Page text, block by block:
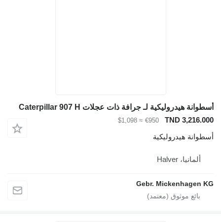
أسطوانة هيدروليكية لـ جرافة ذات عجلات Caterpillar 907 H
TND 3,216.000
€950
≈ $1,098
أسطوانة هيدروليكية
ألمانيا، Halver
Gebr. Mickenhagen KG